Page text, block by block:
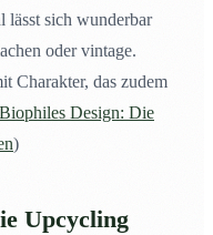
lässt sich wunderbar
oder vintage.
Charakter, das zudem
Biophiles Design: Die
)
Upcycling